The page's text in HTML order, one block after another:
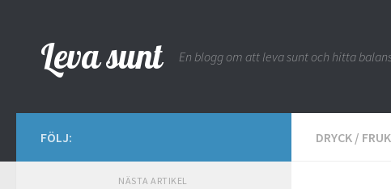
Leva sunt En blogg om att leva sunt och hitta
DRYCK /
FÖLJ:
NÄSTA ARTIKEL